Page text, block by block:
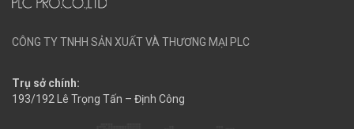
CÔNG TY TNHH SẢN XUẤT VÀ THƯƠNG MẠI PLC
Trụ sở chính:
193/192 Lê Trọng Tấn – Định Công